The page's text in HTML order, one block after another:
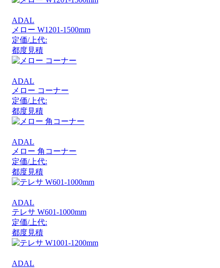
ADAL
メロー W1201-1500mm
定価/上代:
都度見積
ADAL
メロー コーナー
定価/上代:
都度見積
ADAL
メロー 角コーナー
定価/上代:
都度見積
ADAL
テレサ W601-1000mm
定価/上代:
都度見積
ADAL